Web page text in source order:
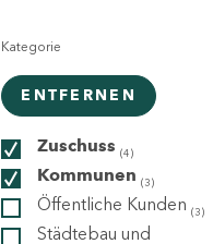
Kategorie
ENTFERNEN
Zuschuss (4)
Kommunen (3)
Öffentliche Kunden (3)
Städtebau und